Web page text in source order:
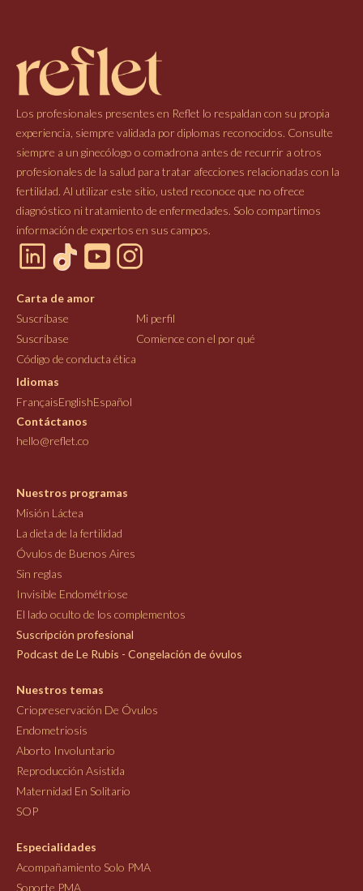
Los profesionales presentes en Reflet lo respaldan con su propia
experiencia, siempre validada por diplomas reconocidos. Consulte
siempre a un ginecólogo o comadrona antes de recurrir a otros
profesionales de la salud para tratar afecciones relacionadas con la
fertilidad. Al utilizar este sitio, usted reconoce que no ofrece
diagnóstico ni tratamiento de enfermedades. Solo compartimos
información de expertos en sus campos.
Carta de amor
Suscríbase
Mi perfil
Suscríbase
Comience con el por qué
Código de conducta ética
Idiomas
FrançaisEnglishEspañol
Contáctanos
hello@reflet.co
Nuestros programas
Misión Láctea
La dieta de la fertilidad
Óvulos de Buenos Aires
Sin reglas
Invisible Endométriose
El lado oculto de los complementos
Suscripción profesional
Podcast de Le Rubis - Congelación de óvulos
Nuestros temas
Criopreservación De Óvulos
Endometriosis
Aborto Involuntario
Reproducción Asistida
Maternidad En Solitario
SOP
Especialidades
Acompañamiento Solo PMA
Soporte PMA